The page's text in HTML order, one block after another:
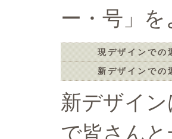
ー・号」
現デザインでの
新デザインでの
新デザイ
で皆さん